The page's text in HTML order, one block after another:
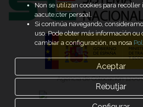
Agencia de Colocación
Non se utilizan cookies para
aacute;cter persoal.
Si continúa navegando,
uso. Pode obter más información ou
cambiar a configuración, na nosa
Aceptar
Rebutjar